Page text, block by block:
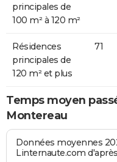
principales de
100 m² à 120 m²
Résidences
principales de
120 m² et plus
71
Temps moyen
Montereau
Données moyennes
Linternaute.com